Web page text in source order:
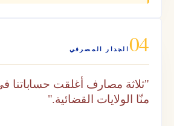
04 الجدار المصرفي
"ثلاثة مصارف أغلقت حساباتنا
منّا الولايات القضائية."